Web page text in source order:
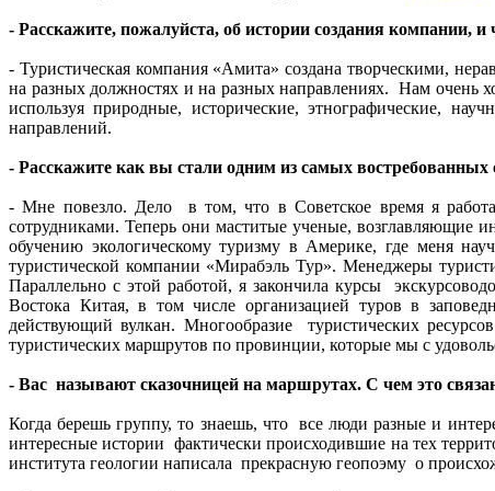
- Расскажите, пожалуйста, об истории создания компании,
- Туристическая компания «Амита» создана творческими,
на разных должностях и на разных направлениях. Нам очень
используя природные, исторические, этнографические,
направлений.
- Расскажите как вы стали одним из самых востребованных
- Мне повезло. Дело в том, что в Советское время я
сотрудниками. Теперь они маститые ученые, возглавляющие
обучению экологическому туризму в Америке, где меня
туристической компании «Мирабэль Тур». Менеджеры
Параллельно с этой работой, я закончила курсы
Востока Китая, в том числе организацией туров в
действующий вулкан. Многообразие туристических
туристических маршрутов по провинции, которые мы с
- Вас называют сказочницей на маршрутах. С чем это
Когда берешь группу, то знаешь, что все люди разные и
интересные истории фактически происходившие на тех
института геологии написала прекрасную геопоэму о